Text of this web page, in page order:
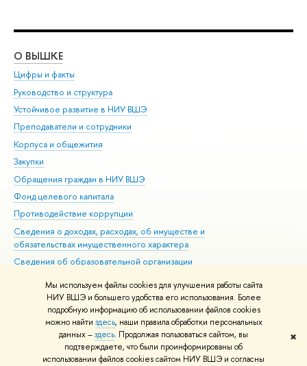
Мы используем файлы cookies для улучшения работы сайта
НИУ ВШЭ и большего удобства его использования. Более
подробную информацию об использовании файлов cookies
можно найти здесь, наши правила обработки персональных
данных –здесь. Продолжая пользоваться сайтом, вы
подтверждаете, что были проинформированы об
использовании файлов cookies сайтом НИУ ВШЭ и согласны
✖
О ВЫШКЕ
Цифры и факты
Руководство и структура
Устойчивое развитие в НИУ ВШЭ
Преподаватели и сотрудники
Корпуса и общежития
Закупки
Обращения граждан в НИУ ВШЭ
Фонд целевого капитала
Противодействие коррупции
Сведения о доходах, расходах, об имуществе и
обязательствах имущественного характера
Сведения об образовательной организации
Людям с ограниченными возможностями здоровья
Единая платежная страница
Работа в Вышке
© НИУ ВШЭ 1993–2026 Адреса и контакты Условия использования